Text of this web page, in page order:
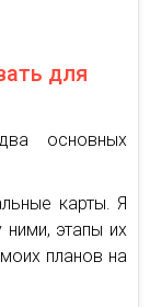
для
основных
карты. Я
этапы их
планов на